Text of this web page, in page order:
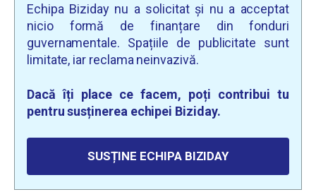
Echipa Biziday nu a solicitat și nu a acceptat
nicio formă de finanțare din fonduri
guvernamentale. Spațiile de publicitate sunt
limitate, iar reclama neinvazivă.
Dacă îți place ce facem, poți contribui tu
pentru susținerea echipei Biziday.
SUSȚINE ECHIPA BIZIDAY